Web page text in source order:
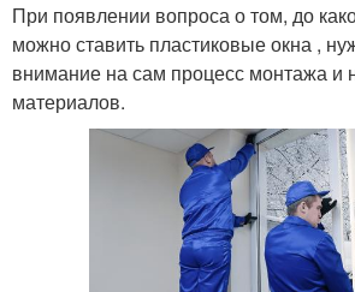
При появлении вопроса о том, до
можно ставить пластиковые окна ,
внимание на сам процесс монтажа и
материалов.